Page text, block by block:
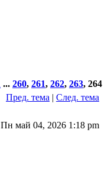
... 260, 261, 262, 263, 264
Пред. тема | След. тема
Пн май 04, 2026 1:18 pm